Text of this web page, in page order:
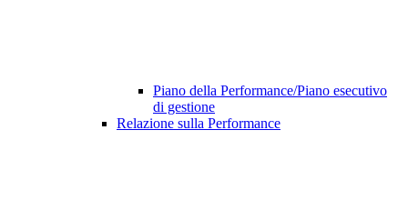
Piano della Performance/Piano esecutivo
di gestione
Relazione sulla Performance